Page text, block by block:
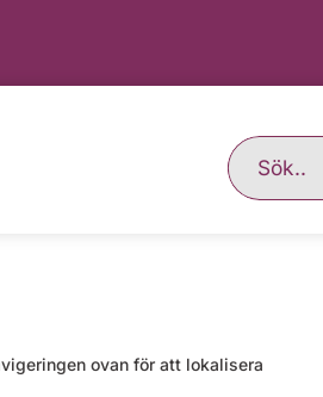
ovan för att lokalisera